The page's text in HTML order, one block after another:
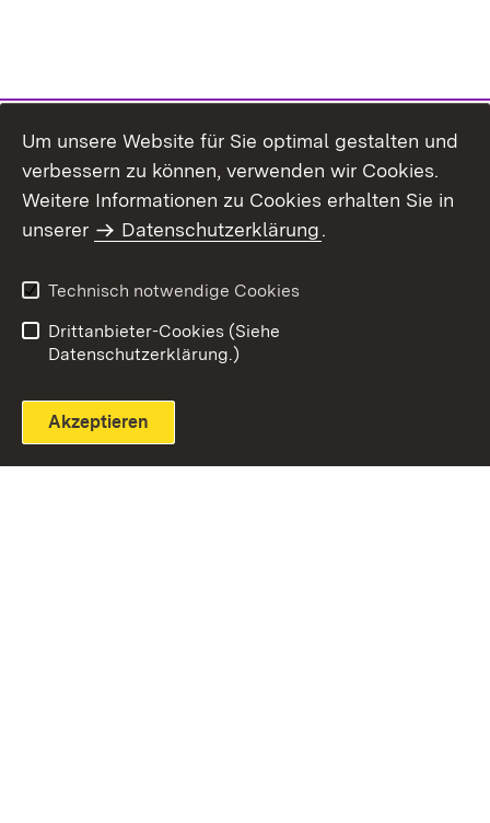
Themenübersicht
Um unsere Website für Sie optimal gestalten und
verbessern zu können, verwenden wir Cookies.
Weitere Informationen zu Cookies erhalten Sie in
unserer
Datenschutzerklärung.
Technisch notwendige Cookies
Drittanbieter-Cookies (Siehe
Datenschutzerklärung.)
Akzeptieren